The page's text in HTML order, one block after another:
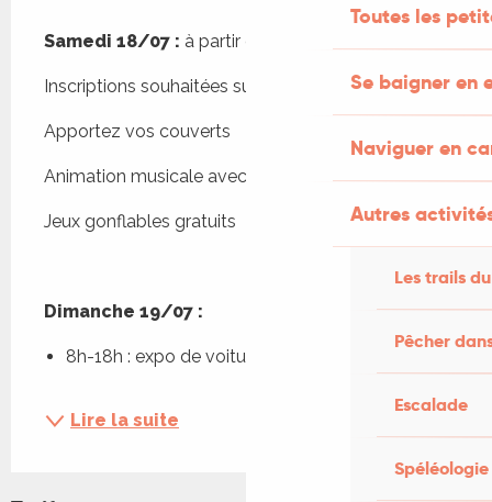
Toutes les
Se baigner en
Naviguer en
Autres
Les trails
Pêcher
Escalade
Spéléologie
Samedi 18/07 : à partir de 19h30, repas méchoui
Inscriptions souhaitées sur Helloasso
Apportez vos couverts
Animation musicale avec LaBand' aBen
Jeux gonflables gratuits
Dimanche 19/07 :
8h-18h : expo de voitures anciennes...
Lire la suite